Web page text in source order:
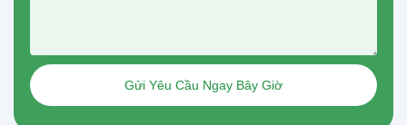
Gửi Yêu Cầu Ngay Bây Giờ